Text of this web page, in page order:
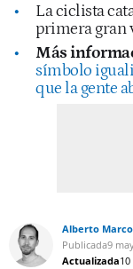
La ciclista
primera gran
Más
símbolo
que la gente
Alberto
Publicada9
Actualizada